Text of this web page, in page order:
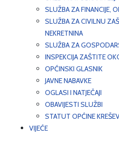
SLUŽBA ZA FINANCIJE,
SLUŽBA ZA CIVILNU
NEKRETNINA
SLUŽBA ZA
INSPEKCIJA ZAŠTITE
OPĆINSKI GLASNIK
JAVNE NABAVKE
OGLASI I NATJEČAJI
OBAVIJESTI SLUŽBI
STATUT OPĆINE
VIJEĆE